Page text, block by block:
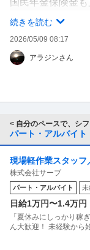
国民年金保険金
ること。
これらのデメリ
職すること。
続きを読む
2026/05/09 08:17
アラジンさん
< 自分のペースで、シ
パート・アルバイト
現場軽作業スタッ
友達と一緒に働いて
株式会社サーブ
パート・アルバイト 未
日給1万円〜1.4万円
「夏休みにしっかり稼
ん大歓迎！ 未経験から